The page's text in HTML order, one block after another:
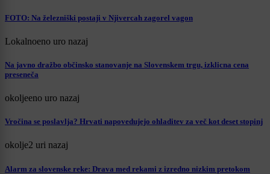
FOTO: Na železniški postaji v Njivercah zagorel vagon
Lokalnoeno uro nazaj
Na javno dražbo občinsko stanovanje na Slovenskem trgu, izklicna cena
preseneča
okoljeeno uro nazaj
Vročina se poslavlja? Hrvati napovedujejo ohladitev za več kot deset stopinj
okolje2 uri nazaj
Alarm za slovenske reke: Drava med rekami z izredno nizkim pretokom